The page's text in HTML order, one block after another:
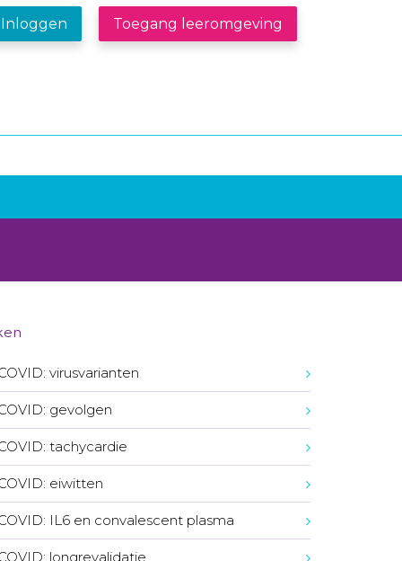
Inloggen Toegang leeromgeving
virusvarianten
gevolgen
tachycardie
eiwitten
IL6 en convalescent plasma
longrevalidatie